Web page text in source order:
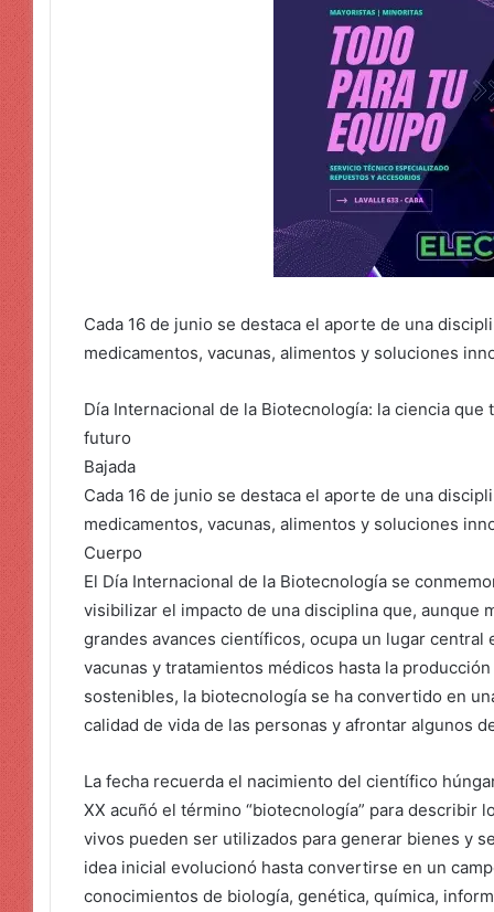
Cada 16 de junio se destaca el aporte de una
medicamentos, vacunas, alimentos y soluciones
Día Internacional de la Biotecnología: la ciencia
futuro
Bajada
Cada 16 de junio se destaca el aporte de una
medicamentos, vacunas, alimentos y soluciones
Cuerpo
El Día Internacional de la Biotecnología se
visibilizar el impacto de una disciplina que, aunque
grandes avances científicos, ocupa un lugar
vacunas y tratamientos médicos hasta la
sostenibles, la biotecnología se ha convertido en
calidad de vida de las personas y afrontar algunos
La fecha recuerda el nacimiento del científico
XX acuñó el término “biotecnología” para describir
vivos pueden ser utilizados para generar bienes y
idea inicial evolucionó hasta convertirse en un
conocimientos de biología, genética, química,